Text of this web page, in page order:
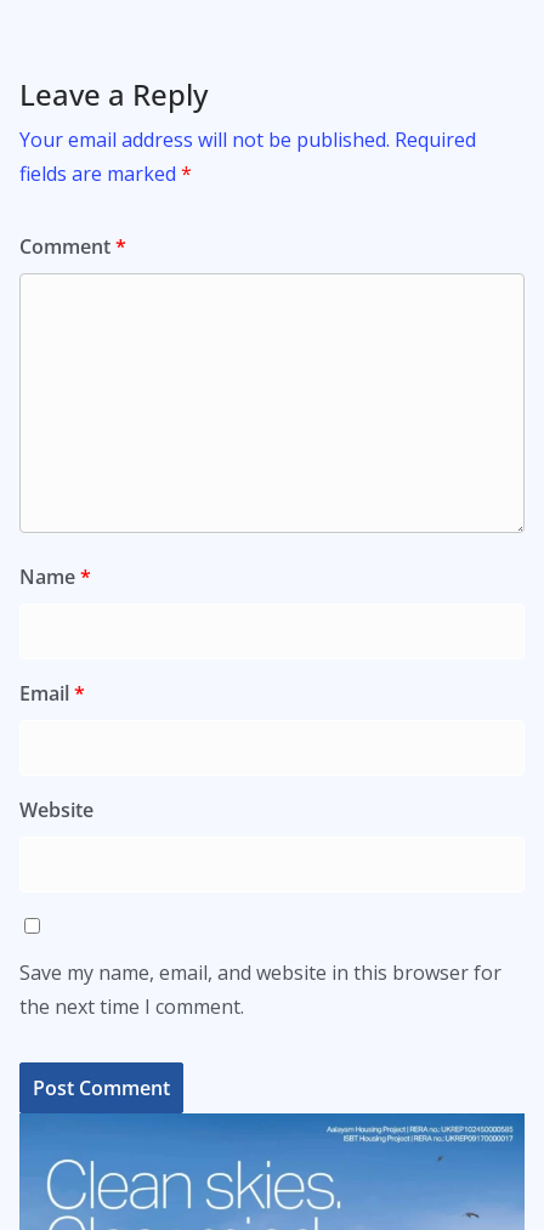
Leave a Reply
Your email address will not be published. Required
fields are marked *
Comment*
Name*
Email*
Website
Save my name, email, and website in this browser for
the next time I comment.